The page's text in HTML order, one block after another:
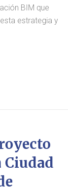
BIM que
estrategia y
Ciudad